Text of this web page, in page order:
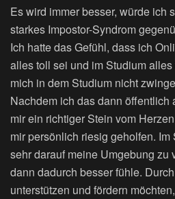
Es wird immer besser, würde ich
starkes Impostor-Syndrom
Ich hatte das Gefühl, dass ich
alles toll sei und im Studium
mich in dem Studium nicht
Nachdem ich das dann öffentlich
mir ein richtiger Stein vom
mir persönlich riesig geholfen.
sehr darauf meine Umgebung zu
dann dadurch besser fühle.
unterstützen und fördern